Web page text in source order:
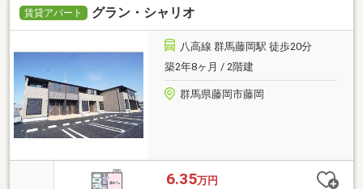
賃貸アパート グラン・シャリオ
八高線 群馬藤岡駅 徒歩20分
築2年8ヶ月 / 2階建
群馬県藤岡市藤岡
6.35万円